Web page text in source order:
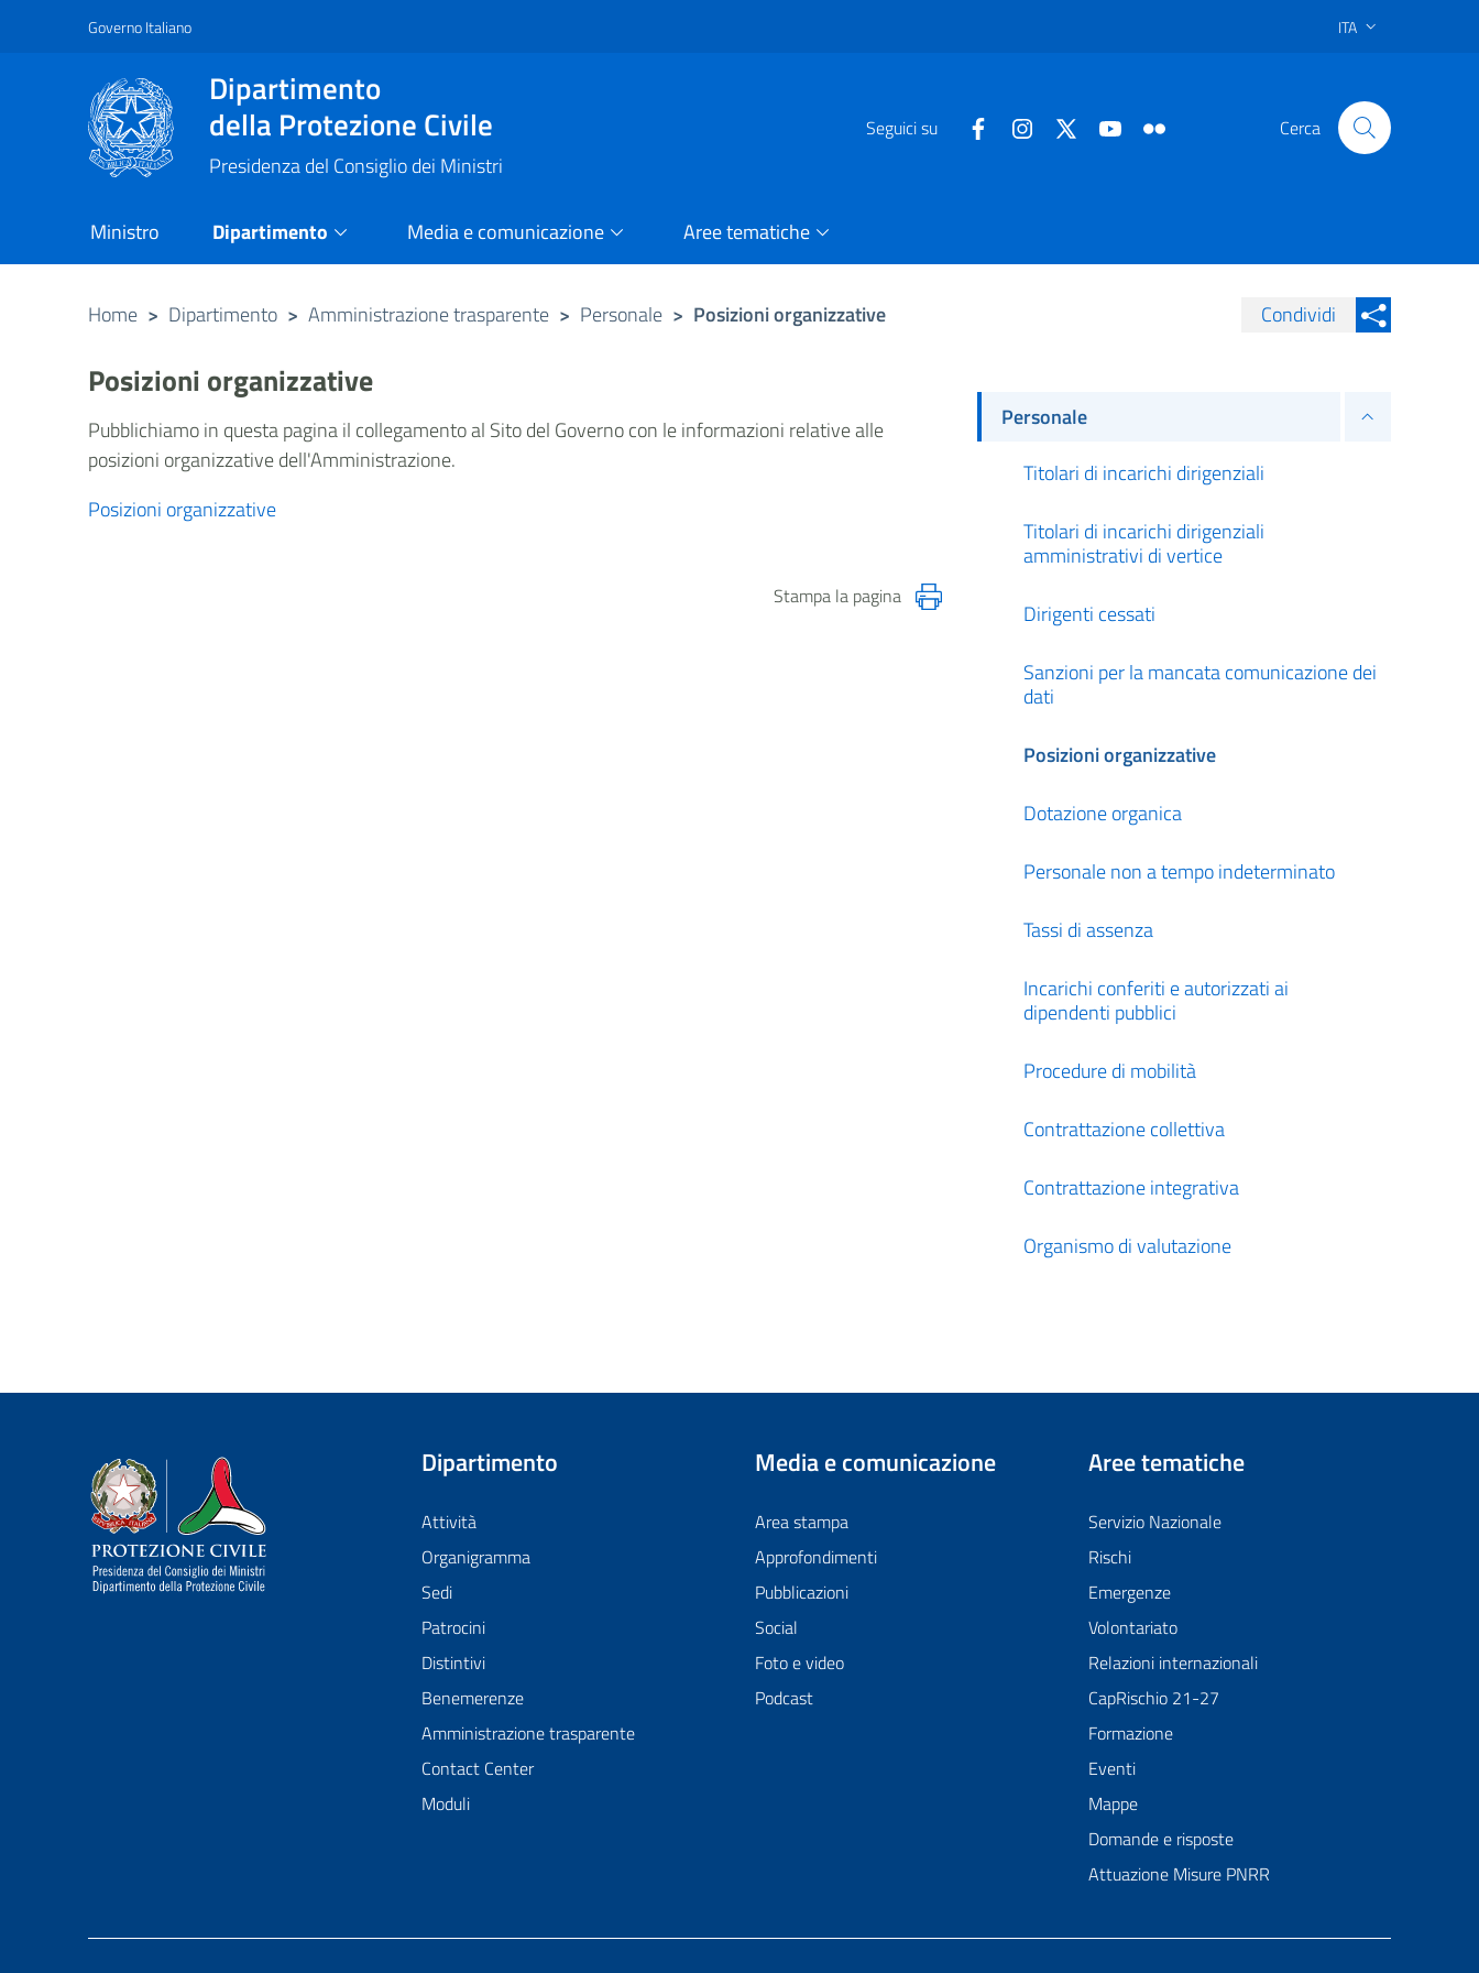
Vai al contenuto principale
Raggiungi il piè di pagina
Governo Italiano ITA
Dipartimento
della Protezione Civile
Presidenza del Consiglio dei Ministri
Seguici su Cerca
Ministro Dipartimento Media e comunicazione Aree tematiche
Home > Dipartimento > Amministrazione trasparente > Personale > Posizioni organizzative
Condividi su LinkedIn
Condividi
Posizioni organizzative
Pubblichiamo in questa pagina il collegamento al Sito del Governo con le informazioni relative alle
posizioni organizzative dell'Amministrazione.
Posizioni organizzative
Stampa la pagina
Personale
Titolari di incarichi dirigenziali
Titolari di incarichi dirigenziali
amministrativi di vertice
Dirigenti cessati
Sanzioni per la mancata comunicazione dei
dati
Posizioni organizzative
Dotazione organica
Personale non a tempo indeterminato
Tassi di assenza
Incarichi conferiti e autorizzati ai
dipendenti pubblici
Procedure di mobilità
Contrattazione collettiva
Contrattazione integrativa
Organismo di valutazione
Dipartimento della Protezione Civile
Dipartimento
Attività
Organigramma
Sedi
Patrocini
Distintivi
Benemerenze
Amministrazione trasparente
Contact Center
Moduli
Media e comunicazione
Area stampa
Approfondimenti
Pubblicazioni
Social
Foto e video
Podcast
Aree tematiche
Servizio Nazionale
Rischi
Emergenze
Volontariato
Relazioni internazionali
CapRischio 21-27
Formazione
Eventi
Mappe
Domande e risposte
Attuazione Misure PNRR